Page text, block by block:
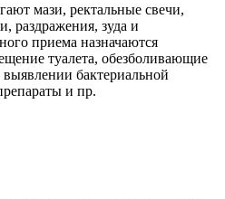
мази, ректальные свечи,
раздражения, зуда и
приема назначаются
туалета, обезболивающие
бактериальной
и пр.